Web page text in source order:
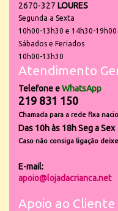
2670-327 LOURES
Segunda a Sexta
10h00-13h30 e 14h30-19h00
Sábados e Feriados
10h00-13h30
Atendimento
Telefone eWhatsApp
219 831 150
Chamada para a rede fixa
Das 10h às 18h Seg a Sex
Caso não consiga ligação
E-mail:
apoio@lojadacrianca.net
Apoio ao Cliente